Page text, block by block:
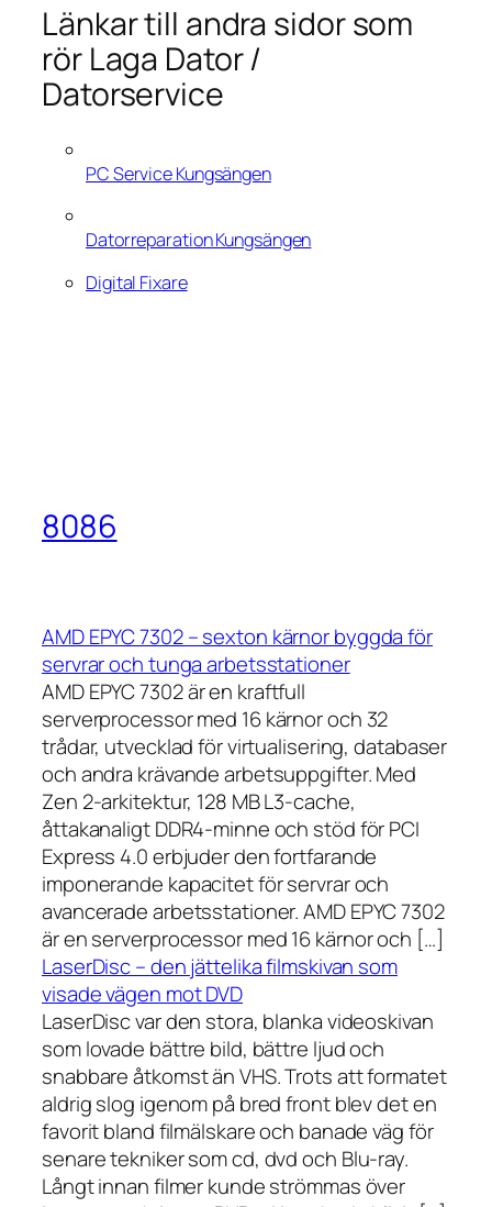
Länkar till andra sidor som
rör Laga Dator /
Datorservice
PC Service Kungsängen
Datorreparation Kungsängen
Digital Fixare
8086
AMD EPYC 7302 – sexton kärnor byggda för
servrar och tunga arbetsstationer
AMD EPYC 7302 är en kraftfull
serverprocessor med 16 kärnor och 32
trådar, utvecklad för virtualisering, databaser
och andra krävande arbetsuppgifter. Med
Zen 2-arkitektur, 128 MB L3-cache,
åttakanaligt DDR4-minne och stöd för PCI
Express 4.0 erbjuder den fortfarande
imponerande kapacitet för servrar och
avancerade arbetsstationer. AMD EPYC 7302
är en serverprocessor med 16 kärnor och […]
LaserDisc – den jättelika filmskivan som
visade vägen mot DVD
LaserDisc var den stora, blanka videoskivan
som lovade bättre bild, bättre ljud och
snabbare åtkomst än VHS. Trots att formatet
aldrig slog igenom på bred front blev det en
favorit bland filmälskare och banade väg för
senare tekniker som cd, dvd och Blu-ray.
Långt innan filmer kunde strömmas över